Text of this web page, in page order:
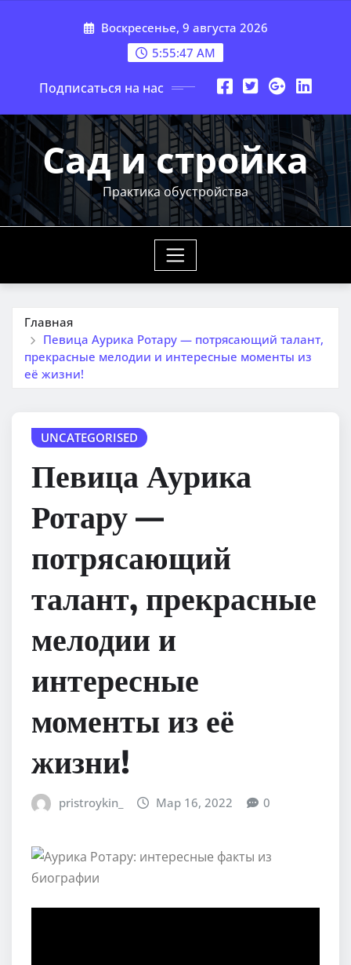
Воскресенье, 9 августа 2026
5:55:48 AM
Подписаться на нас
Сад и стройка
Практика обустройства
Главная
Певица Аурика Ротару — потрясающий талант,
прекрасные мелодии и интересные моменты из
её жизни!
UNCATEGORISED
Певица Аурика
Ротару —
потрясающий
талант, прекрасные
мелодии и
интересные
моменты из её
жизни!
pristroykin_ Мар 16, 2022 0